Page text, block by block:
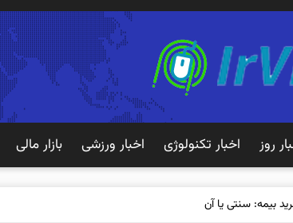
روز اخبار تکنولوژی اخبار ورزشی بازار مالی
بیمه: سنتی یا آنلاین؟ کدامیک تجربه به